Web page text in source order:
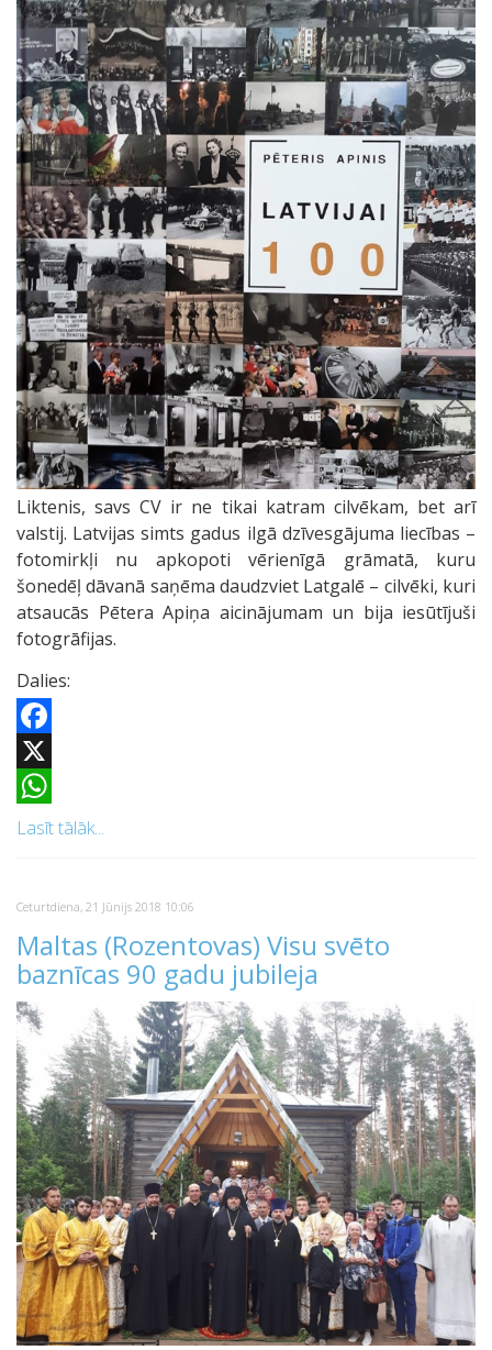
Liktenis, savs CV ir ne tikai katram cilvēkam, bet arī
valstij. Latvijas simts gadus ilgā dzīvesgājuma liecības –
fotomirkļi nu apkopoti vērienīgā grāmatā, kuru
šonedēļ dāvanā saņēma daudzviet Latgalē – cilvēki, kuri
atsaucās Pētera Apiņa aicinājumam un bija iesūtījuši
fotogrāfijas.
Dalies:
Facebook
X
WhatsApp
Lasīt tālāk...
Ceturtdiena, 21 Jūnijs 2018 10:06
Maltas (Rozentovas) Visu svēto
baznīcas 90 gadu jubileja